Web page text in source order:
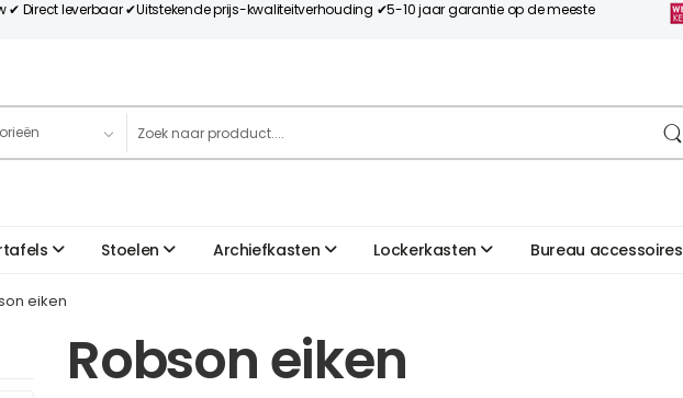
Direct leverbaar ✔Uitstekende prijs-kwaliteitverhouding ✔5-10 jaar garantie op de meeste
Stoelen Archiefkasten Lockerkasten Bureau accessoires
eiken
Robson eiken